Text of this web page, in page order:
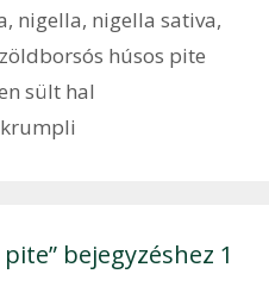
, nigella, nigella sativa,
zöldborsós húsos pite
sült hal
bejegyzéshez 1